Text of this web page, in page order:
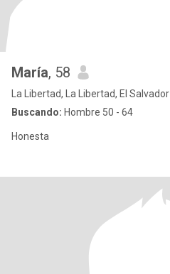
María, 58
La Libertad, La Libertad, El Salvador
Buscando: Hombre 50 - 64
Honesta